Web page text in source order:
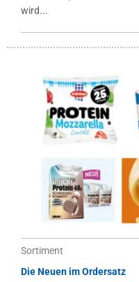
wird...
Sortiment
Die Neuen im Ordersatz